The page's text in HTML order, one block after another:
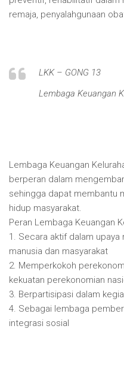
remaja, penyalahgunaan
LKK – GONG 13
Lembaga Keuangan
Lembaga Keuangan
berperan dalam
sehingga dapat membantu
hidup masyarakat.
Peran Lembaga Keuangan
1. Secara aktif dalam upaya
manusia dan masyarakat
2. Memperkokoh
kekuatan perekonomian
3. Berpartisipasi dalam
4. Sebagai lembaga
integrasi sosial